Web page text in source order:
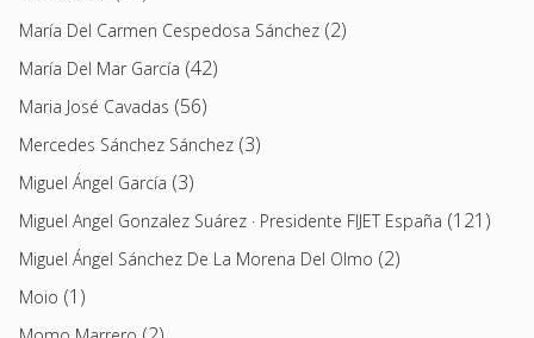
María Del Carmen Cespedosa Sánchez (2)
María Del Mar García (42)
Maria José Cavadas (56)
Mercedes Sánchez Sánchez (3)
Miguel Ángel García (3)
Miguel Angel Gonzalez Suárez · Presidente FIJET España (121)
Miguel Ángel Sánchez De La Morena Del Olmo (2)
Moio (1)